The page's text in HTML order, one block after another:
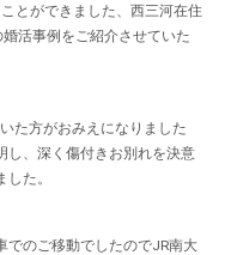
とができました、西三河在住
活事例をご紹介させていた
た方がおみえになりました
し、深く傷付きお別れを決意
た。
でのご移動でしたのでJR南大